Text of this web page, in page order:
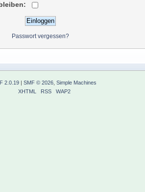
Passwort vergessen?
2.0.19 |SMF © 2026 ,Simple Machines
XHTML
RSS WAP2